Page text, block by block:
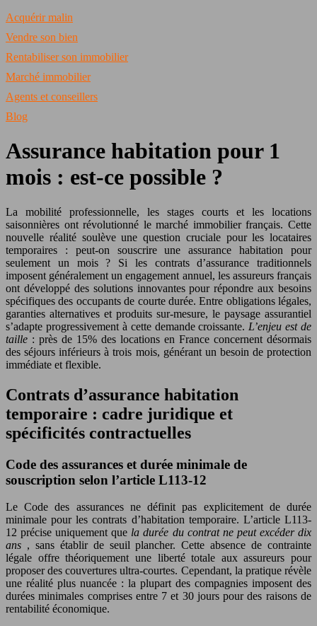
Acquérir malin
Vendre son bien
Rentabiliser son immobilier
Marché immobilier
Agents et conseillers
Blog
Assurance habitation pour 1
mois : est-ce possible ?
La mobilité professionnelle, les stages courts et les locations
saisonnières ont révolutionné le marché immobilier français. Cette
nouvelle réalité soulève une question cruciale pour les locataires
temporaires : peut-on souscrire une assurance habitation pour
seulement un mois ? Si les contrats d’assurance traditionnels
imposent généralement un engagement annuel, les assureurs français
ont développé des solutions innovantes pour répondre aux besoins
spécifiques des occupants de courte durée. Entre obligations légales,
garanties alternatives et produits sur-mesure, le paysage assurantiel
s’adapte progressivement à cette demande croissante. L’enjeu est de
taille : près de 15% des locations en France concernent désormais
des séjours inférieurs à trois mois, générant un besoin de protection
immédiate et flexible.
Contrats d’assurance habitation
temporaire : cadre juridique et
spécificités contractuelles
Code des assurances et durée minimale de
souscription selon l’article L113-12
Le Code des assurances ne définit pas explicitement de durée
minimale pour les contrats d’habitation temporaire. L’article L113-
12 précise uniquement que la durée du contrat ne peut excéder dix
ans , sans établir de seuil plancher. Cette absence de contrainte
légale offre théoriquement une liberté totale aux assureurs pour
proposer des couvertures ultra-courtes. Cependant, la pratique révèle
une réalité plus nuancée : la plupart des compagnies imposent des
durées minimales comprises entre 7 et 30 jours pour des raisons de
rentabilité économique.